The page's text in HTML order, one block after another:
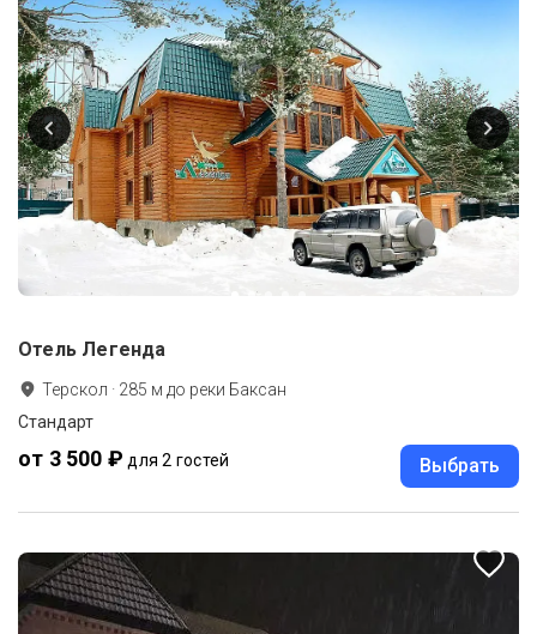
Отель Легенда
Терскол · 285 м до реки Баксан
Стандарт
от 3 500 ₽ для 2 гостей Выбрать